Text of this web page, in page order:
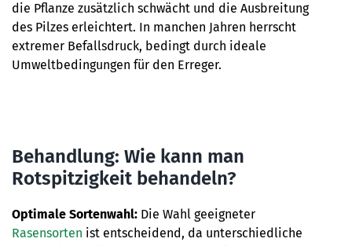
die Pflanze zusätzlich schwächt und die Ausbreitung
des Pilzes erleichtert. In manchen Jahren herrscht
extremer Befallsdruck, bedingt durch ideale
Umweltbedingungen für den Erreger.
Behandlung: Wie kann man
Rotspitzigkeit behandeln?
Optimale Sortenwahl: Die Wahl geeigneter
Rasensorten ist entscheidend, da unterschiedliche